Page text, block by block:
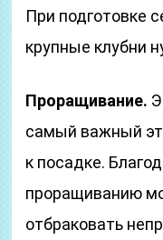
При подготовке
крупные клубни
Проращивание.
самый важный
к посадке.
проращиванию
отбраковать